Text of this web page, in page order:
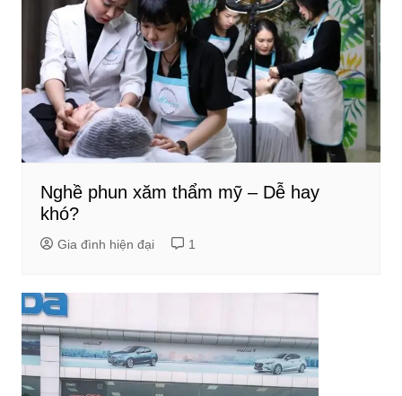
Nghề phun xăm thẩm mỹ – Dễ hay
khó?
Gia đình hiện đại 1